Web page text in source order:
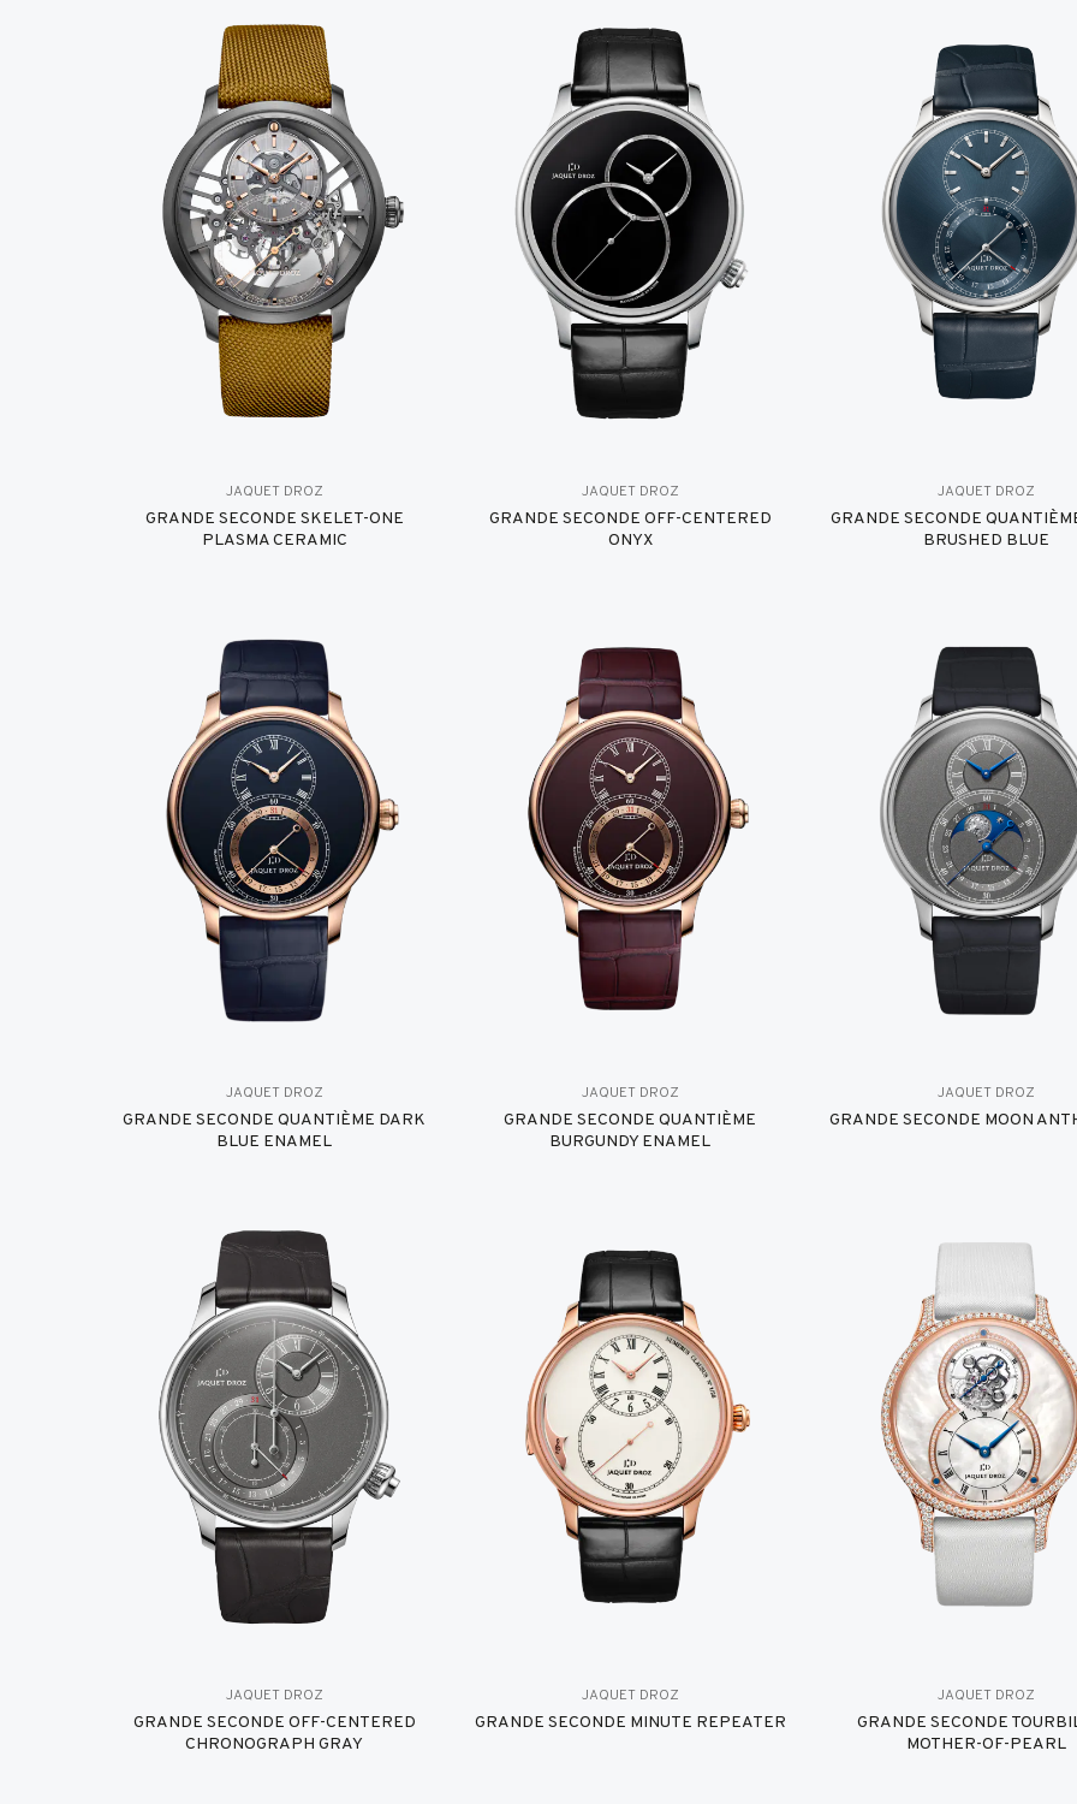
JAQUET DROZ
GRANDE SECONDE SKELET-ONE
PLASMA CERAMIC
JAQUET DROZ
GRANDE SECONDE OFF-CENTERED
ONYX
JAQUET DROZ
GRANDE SECONDE
BRUSHED BLUE
JAQUET DROZ
GRANDE SECONDE QUANTIÈME DARK
BLUE ENAMEL
JAQUET DROZ
GRANDE SECONDE QUANTIÈME
BURGUNDY ENAMEL
JAQUET DROZ
GRANDE SECONDE MOON
JAQUET DROZ
GRANDE SECONDE OFF-CENTERED
CHRONOGRAPH GRAY
JAQUET DROZ
GRANDE SECONDE MINUTE REPEATER
JAQUET DROZ
GRANDE SECONDE
MOTHER-OF-PEARL